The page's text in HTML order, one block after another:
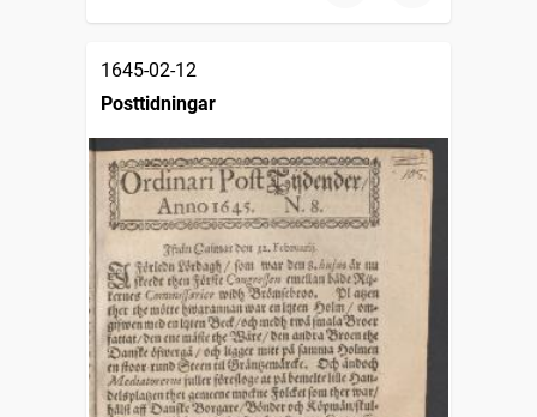
1645-02-12
Posttidningar